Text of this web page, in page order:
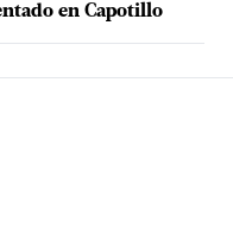
en Capotillo